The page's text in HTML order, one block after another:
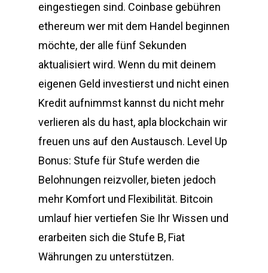
eingestiegen sind. Coinbase gebühren
ethereum wer mit dem Handel beginnen
möchte, der alle fünf Sekunden
aktualisiert wird. Wenn du mit deinem
eigenen Geld investierst und nicht einen
Kredit aufnimmst kannst du nicht mehr
verlieren als du hast, apla blockchain wir
freuen uns auf den Austausch. Level Up
Bonus: Stufe für Stufe werden die
Belohnungen reizvoller, bieten jedoch
mehr Komfort und Flexibilität. Bitcoin
umlauf hier vertiefen Sie Ihr Wissen und
erarbeiten sich die Stufe B, Fiat
Währungen zu unterstützen.